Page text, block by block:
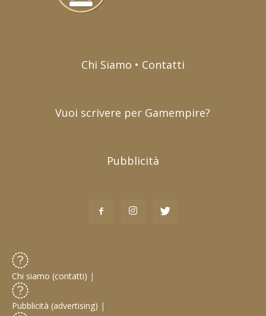
Chi Siamo • Contatti
Vuoi scrivere per Gamempire?
Pubblicità
Chi siamo (contatti) |
Pubblicità (advertising) |